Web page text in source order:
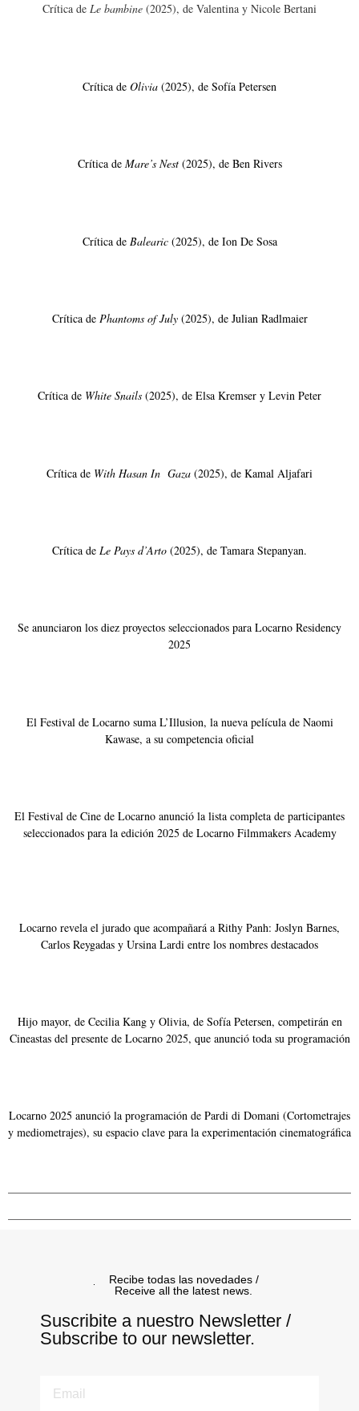
Crítica de Le bambine (2025), de Valentina y Nicole Bertani
Crítica de Olivia (2025), de Sofía Petersen
Crítica de Mare’s Nest(2025), de Ben Rivers
Crítica de Balearic(2025), de Ion De Sosa
Crítica de Phantoms of July(2025), de Julian Radlmaier
Crítica de White Snails (2025), de Elsa Kremser y Levin Peter
Crítica de With Hasan In Gaza (2025), de Kamal Aljafari
Crítica de Le Pays d’Arto (2025), de Tamara Stepanyan.
Se anunciaron los diez proyectos seleccionados para Locarno Residency
2025
El Festival de Locarno suma L’Illusion, la nueva película de Naomi
Kawase, a su competencia oficial
El Festival de Cine de Locarno anunció la lista completa de participantes
seleccionados para la edición 2025 de Locarno Filmmakers Academy
Locarno revela el jurado que acompañará a Rithy Panh: Joslyn Barnes,
Carlos Reygadas y Ursina Lardi entre los nombres destacados
Hijo mayor, de Cecilia Kang y Olivia, de Sofía Petersen, competirán en
Cineastas del presente de Locarno 2025, que anunció toda su programación
Locarno 2025 anunció la programación de Pardi di Domani (Cortometrajes
y mediometrajes), su espacio clave para la experimentación cinematográfica
Recibe todas las novedades /
Receive all the latest news.
Suscribite a nuestro Newsletter /
Subscribe to our newsletter.